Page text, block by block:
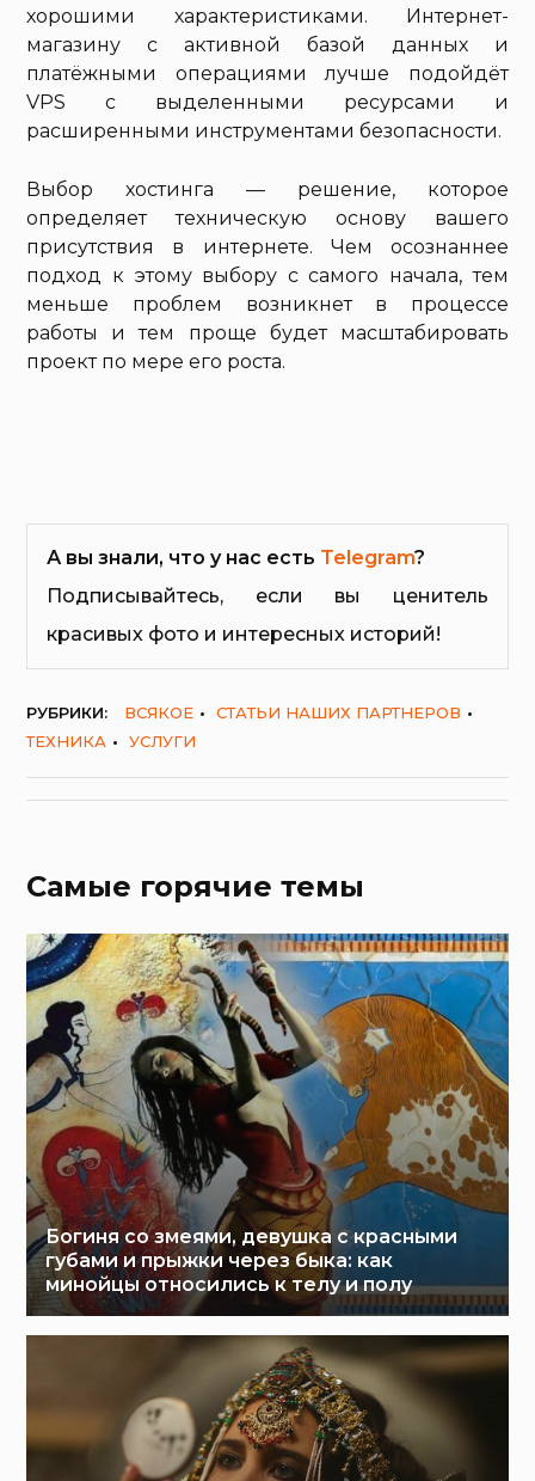
хорошими характеристиками. Интернет-
магазину с активной базой данных и
платёжными операциями лучше подойдёт
VPS с выделенными ресурсами и
расширенными инструментами безопасности.
Выбор хостинга — решение, которое
определяет техническую основу вашего
присутствия в интернете. Чем осознаннее
подход к этому выбору с самого начала, тем
меньше проблем возникнет в процессе
работы и тем проще будет масштабировать
проект по мере его роста.
А вы знали, что у нас есть Telegram?
Подписывайтесь, если вы ценитель
красивых фото и интересных историй!
РУБРИКИ: ВСЯКОЕ
СТАТЬИ НАШИХ ПАРТНЕРОВ
ТЕХНИКА
УСЛУГИ
Самые горячие темы
Богиня со змеями, девушка с красными
губами и прыжки через быка: как
минойцы относились к телу и полу